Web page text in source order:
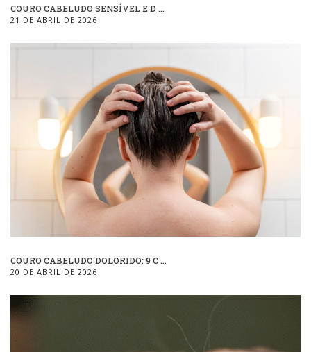
COURO CABELUDO SENSÍVEL E D ...
21 DE ABRIL DE 2026
COURO CABELUDO DOLORIDO: 9 C ...
20 DE ABRIL DE 2026